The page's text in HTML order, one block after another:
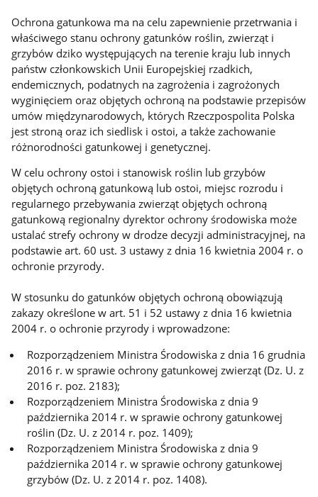
Ochrona gatunkowa ma na celu zapewnienie przetrwania i
właściwego stanu ochrony gatunków roślin, zwierząt i
grzybów dziko występujących na terenie kraju lub innych
państw członkowskich Unii Europejskiej rzadkich,
endemicznych, podatnych na zagrożenia i zagrożonych
wyginięciem oraz objętych ochroną na podstawie przepisów
umów międzynarodowych, których Rzeczpospolita Polska
jest stroną oraz ich siedlisk i ostoi, a także zachowanie
różnorodności gatunkowej i genetycznej.
W celu ochrony ostoi i stanowisk roślin lub grzybów
objętych ochroną gatunkową lub ostoi, miejsc rozrodu i
regularnego przebywania zwierząt objętych ochroną
gatunkową regionalny dyrektor ochrony środowiska może
ustalać strefy ochrony w drodze decyzji administracyjnej, na
podstawie art. 60 ust. 3 ustawy z dnia 16 kwietnia 2004 r. o
ochronie przyrody.
W stosunku do gatunków objętych ochroną obowiązują
zakazy określone w art. 51 i 52 ustawy z dnia 16 kwietnia
2004 r. o ochronie przyrody i wprowadzone:
Rozporządzeniem Ministra Środowiska z dnia 16 grudnia
2016 r. w sprawie ochrony gatunkowej zwierząt (Dz. U. z
2016 r. poz. 2183);
Rozporządzeniem Ministra Środowiska z dnia 9
października 2014 r. w sprawie ochrony gatunkowej
roślin (Dz. U. z 2014 r. poz. 1409);
Rozporządzeniem Ministra Środowiska z dnia 9
października 2014 r. w sprawie ochrony gatunkowej
grzybów (Dz. U. z 2014 r. poz. 1408).